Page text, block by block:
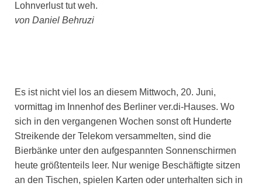
Lohnverlust tut weh.
von Daniel Behruzi
Es ist nicht viel los an diesem Mittwoch, 20. Juni,
vormittag im Innenhof des Berliner ver.di-Hauses. Wo
sich in den vergangenen Wochen sonst oft Hunderte
Streikende der Telekom versammelten, sind die
Bierbänke unter den aufgespannten Sonnenschirmen
heute größtenteils leer. Nur wenige Beschäftigte sitzen
an den Tischen, spielen Karten oder unterhalten sich in